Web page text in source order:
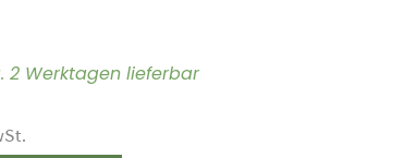
2 Werktagen lieferbar